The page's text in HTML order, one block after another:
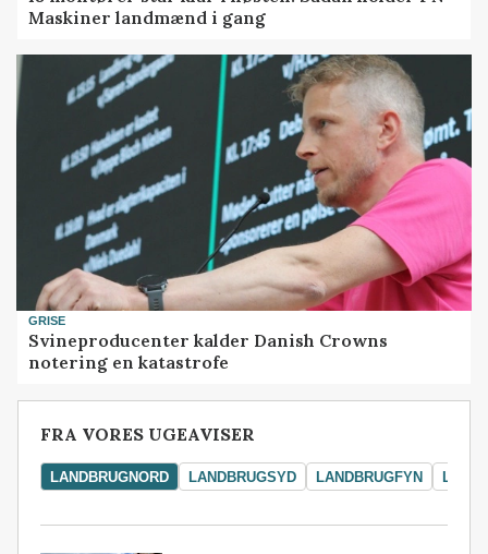
Maskiner landmænd i gang
GRISE
Svineproducenter kalder Danish Crowns
notering en katastrofe
FRA VORES UGEAVISER
LANDBRUGNORD LANDBRUGSYD LANDBRUGFYN